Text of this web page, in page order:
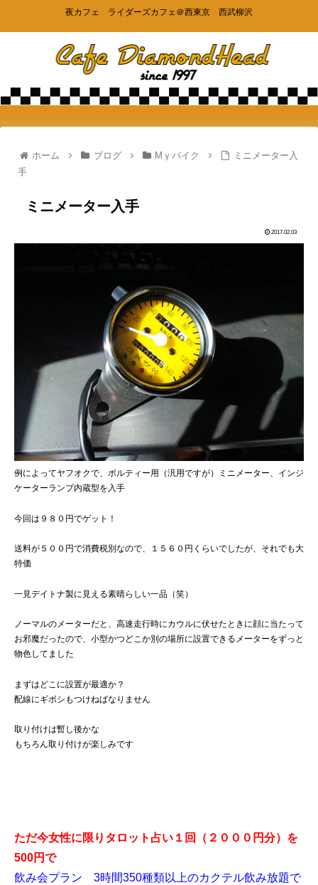
夜カフェ ライダーズカフェ＠西東京 西武柳沢
ホーム ブログ Mｙバイク
ミニメーター入
手
ミニメーター入手
2017.02.03
例によってヤフオクで、ボルティー用（汎用ですが）ミニメーター、インジ
ケーターランプ内蔵型を入手
今回は９８０円でゲット！
送料が５００円で消費税別なので、１５６０円くらいでしたが、それでも大
特価
一見デイトナ製に見える素晴らしい一品（笑）
ノーマルのメーターだと、高速走行時にカウルに伏せたときに顔に当たって
お邪魔だったので、小型かつどこか別の場所に設置できるメーターをずっと
物色してました
まずはどこに設置が最適か？
配線にギボシもつけねばなりません
取り付けは暫し後かな
もちろん取り付けが楽しみです
ただ今女性に限りタロット占い１回（２０００円分）を
500円で
飲み会プラン 3時間350種類以上のカクテル飲み放題で